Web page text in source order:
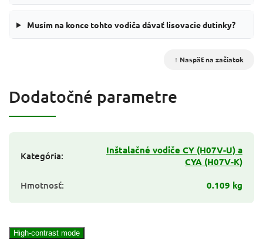
Musím na konce tohto vodiča dávať lisovacie dutinky?
↑ Naspäť na začiatok
Dodatočné parametre
Kategória:
Inštalačné vodiče CY (H07V-U) a
CYA (H07V-K)
Hmotnosť: 0.109 kg
High-contrast mode